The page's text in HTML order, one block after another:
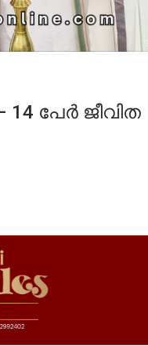
പേർ ജീവിത